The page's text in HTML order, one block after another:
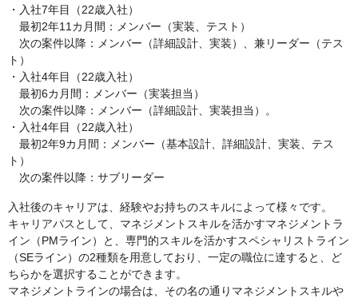
・入社7年目（22歳入社）
最初2年11カ月間：メンバー（実装、テスト）
次の案件以降：メンバー（詳細設計、実装）、兼リーダー（テス
ト）
・入社4年目（22歳入社）
最初6カ月間：メンバー（実装担当）
次の案件以降：メンバー（詳細設計、実装担当）。
・入社4年目（22歳入社）
最初2年9カ月間：メンバー（基本設計、詳細設計、実装、テス
ト）
次の案件以降：サブリーダー
入社後のキャリアは、経験やお持ちのスキルによって様々です。
キャリアパスとして、マネジメントスキルを活かすマネジメントラ
イン（PMライン）と、専門的スキルを活かすスペシャリストライン
（SEライン）の2種類を用意しており、一定の職位に達すると、ど
ちらかを選択することができます。
マネジメントラインの場合は、その名の通りマネジメントスキルや